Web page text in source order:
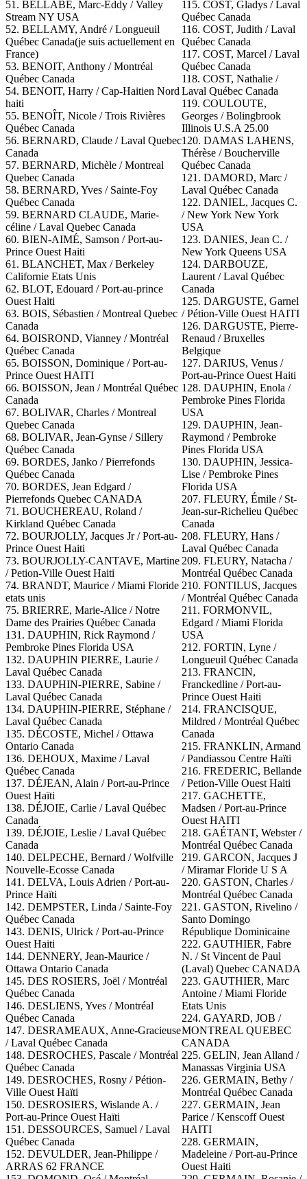
51. BELLABE, Marc-Eddy / Valley
Stream NY USA
52. BELLAMY, André / Longueuil
Québec Canada(je suis actuellement en
France)
53. BENOIT, Anthony / Montréal
Québec Canada
54. BENOIT, Harry / Cap-Haitien Nord
haiti
55. BENOÎT, Nicole / Trois Rivières
Québec Canada
56. BERNARD, Claude / Laval Quebec
Canada
57. BERNARD, Michèle / Montreal
Quebec Canada
58. BERNARD, Yves / Sainte-Foy
Québec Canada
59. BERNARD CLAUDE, Marie-
céline / Laval Quebec Canada
60. BIEN-AIMÉ, Samson / Port-au-
Prince Ouest Haiti
61. BLANCHET, Max / Berkeley
Californie Etats Unis
62. BLOT, Edouard / Port-au-prince
Ouest Haiti
63. BOIS, Sébastien / Montreal Quebec
Canada
64. BOISROND, Vianney / Montréal
Québec Canada
65. BOISSON, Dominique / Port-au-
Prince Ouest HAITI
66. BOISSON, Jean / Montréal Québec
Canada
67. BOLIVAR, Charles / Montreal
Quebec Canada
68. BOLIVAR, Jean-Gynse / Sillery
Québec Canada
69. BORDES, Janko / Pierrefonds
Québec Canada
70. BORDES, Jean Edgard /
Pierrefonds Quebec CANADA
71. BOUCHEREAU, Roland /
Kirkland Québec Canada
72. BOURJOLLY, Jacques Jr / Port-au-
Prince Ouest Haiti
73. BOURJOLLY-CANTAVE, Martine
/ Petion-Ville Ouest Haiti
74. BRANDT, Maurice / Miami Floride
etats unis
75. BRIERRE, Marie-Alice / Notre
Dame des Prairies Québec Canada
131. DAUPHIN, Rick Raymond /
Pembroke Pines Florida USA
132. DAUPHIN PIERRE, Laurie /
Laval Québec Canada
133. DAUPHIN-PIERRE, Sabine /
Laval Québec Canada
134. DAUPHIN-PIERRE, Stéphane /
Laval Québec Canada
135. DÉCOSTE, Michel / Ottawa
Ontario Canada
136. DEHOUX, Maxime / Laval
Québec Canada
137. DÉJEAN, Alain / Port-au-Prince
Ouest Haïti
138. DÉJOIE, Carlie / Laval Québec
Canada
139. DÉJOIE, Leslie / Laval Québec
Canada
140. DELPECHE, Bernard / Wolfville
Nouvelle-Ecosse Canada
141. DELVA, Louis Adrien / Port-au-
Prince Haïti
142. DEMPSTER, Linda / Sainte-Foy
Québec Canada
143. DENIS, Ulrick / Port-au-Prince
Ouest Haiti
144. DENNERY, Jean-Maurice /
Ottawa Ontario Canada
145. DES ROSIERS, Joël / Montréal
Québec Canada
146. DESLIENS, Yves / Montréal
Québec Canada
147. DESRAMEAUX, Anne-Gracieuse
/ Laval Québec Canada
148. DESROCHES, Pascale / Montréal
Québec Canada
149. DESROCHES, Rosny / Pétion-
Ville Ouest Haïti
150. DESROSIERS, Wislande A. /
Port-au-Prince Ouest Haïti
151. DESSOURCES, Samuel / Laval
Québec Canada
152. DEVULDER, Jean-Philippe /
ARRAS 62 FRANCE
115. COST, Gladys / Laval
Québec Canada
116. COST, Judith / Laval
Québec Canada
117. COST, Marcel / Laval
Québec Canada
118. COST, Nathalie /
Laval Québec Canada
119. COULOUTE,
Georges / Bolingbrook
Illinois U.S.A 25.00
120. DAMAS LAHENS,
Thérèse / Boucherville
Québec Canada
121. DAMORD, Marc /
Laval Québec Canada
122. DANIEL, Jacques C.
/ New York New York
USA
123. DANIES, Jean C. /
New York Queens USA
124. DARBOUZE,
Laurent / Laval Québec
Canada
125. DARGUSTE, Garnel
/ Pétion-Ville Ouest HAITI
126. DARGUSTE, Pierre-
Renaud / Bruxelles
Belgique
127. DARIUS, Venus /
Port-au-Prince Ouest Haiti
128. DAUPHIN, Enola /
Pembroke Pines Florida
USA
129. DAUPHIN, Jean-
Raymond / Pembroke
Pines Florida USA
130. DAUPHIN, Jessica-
Lise / Pembroke Pines
Florida USA
207. FLEURY, Émile / St-
Jean-sur-Richelieu Québec
Canada
208. FLEURY, Hans /
Laval Québec Canada
209. FLEURY, Natacha /
Montréal Québec Canada
210. FONTILUS, Jacques
/ Montréal Québec Canada
211. FORMONVIL,
Edgard / Miami Florida
USA
212. FORTIN, Lyne /
Longueuil Québec Canada
213. FRANCIN,
Franckedline / Port-au-
Prince Ouest Haiti
214. FRANCISQUE,
Mildred / Montréal Québec
Canada
215. FRANKLIN, Armand
/ Pandiassou Centre Haïti
216. FREDERIC, Bellande
/ Petion-Ville Ouest Haiti
217. GACHETTE,
Madsen / Port-au-Prince
Ouest HAITI
218. GAÉTANT, Webster /
Montréal Québec Canada
219. GARCON, Jacques J
/ Miramar Floride U S A
220. GASTON, Charles /
Montréal Québec Canada
221. GASTON, Rivelino /
Santo Domingo
République Dominicaine
222. GAUTHIER, Fabre
N. / St Vincent de Paul
(Laval) Quebec CANADA
223. GAUTHIER, Marc
Antoine / Miami Floride
Etats Unis
224. GAYARD, JOB /
MONTREAL QUEBEC
CANADA
225. GELIN, Jean Alland /
Manassas Virginia USA
226. GERMAIN, Bethy /
Montréal Québec Canada
227. GERMAIN, Jean
Parice / Kenscoff Ouest
HAITI
228. GERMAIN,
Madeleine / Port-au-Prince
Ouest Haiti